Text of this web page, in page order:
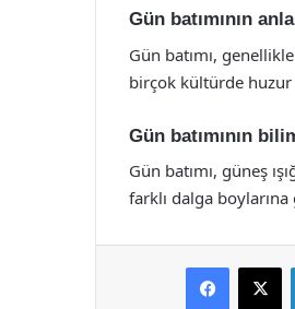
Gün batımının
Gün batımı,
birçok kültürde
Gün batımının
Gün batımı, güneş
farklı dalga
Facebook
X